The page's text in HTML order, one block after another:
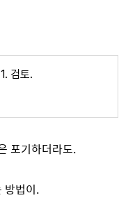
검토.
포기하더라도.
방법이.